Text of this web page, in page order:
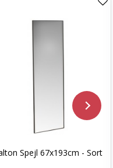
Spejl 67x193cm - Sort